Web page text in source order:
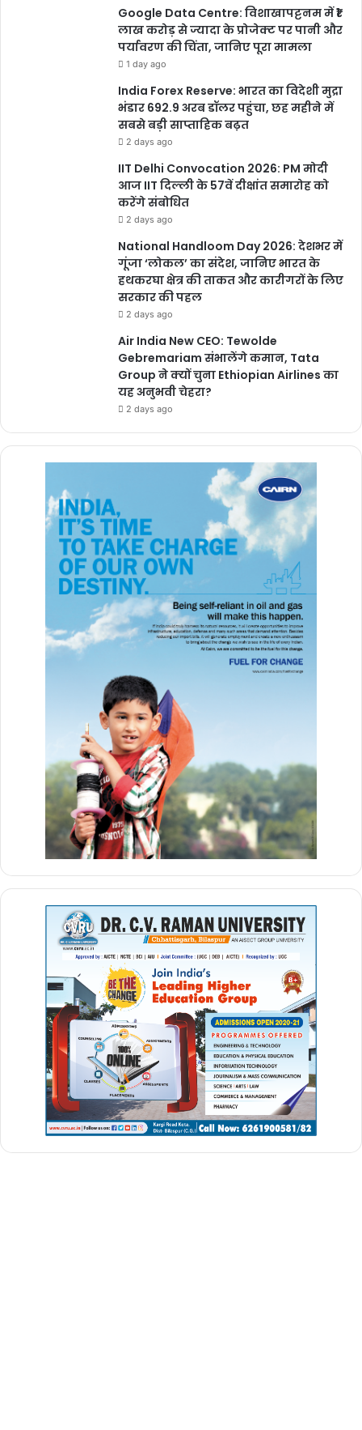
Google Data Centre: विशाखापट्टनम में ₹1
लाख करोड़ से ज्यादा के प्रोजेक्ट पर पानी और
पर्यावरण की चिंता, जानिए पूरा मामला
1 day ago
India Forex Reserve: भारत का विदेशी मुद्रा
भंडार 692.9 अरब डॉलर पहुंचा, छह महीने में
सबसे बड़ी साप्ताहिक बढ़त
2 days ago
IIT Delhi Convocation 2026: PM मोदी
आज IIT दिल्ली के 57वें दीक्षांत समारोह को
करेंगे संबोधित
2 days ago
National Handloom Day 2026: देशभर में
गूंजा ‘लोकल’ का संदेश, जानिए भारत के
हथकरघा क्षेत्र की ताकत और कारीगरों के लिए
सरकार की पहल
2 days ago
Air India New CEO: Tewolde
Gebremariam संभालेंगे कमान, Tata
Group ने क्यों चुना Ethiopian Airlines का
यह अनुभवी चेहरा?
2 days ago